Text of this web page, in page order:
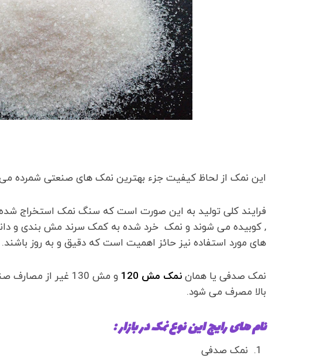
این نمک از لحاظ کیفیت جزء بهترین نمک های صنعتی شمرده
فرایند کلی تولید به این صورت است که سنگ نمک استخراج
, کوبیده می شوند و نمک خرد شده به کمک سرند مش بندی و
های مورد استفاده نیز حائز اهمیت است که دقیق و به روز باشند.
نمک صدفی یا همان نمک مش 120
و مش 130 غیر از
بالا مصرف می شود.
نام های رایج این نوع نمک در بازار :
نمک صدفی